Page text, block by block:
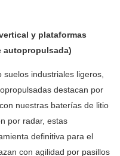
y plataformas
autopropulsada)
suelos industriales ligeros,
destacan por
nuestras baterías de litio
por radar, estas
definitiva para el
con agilidad por pasillos